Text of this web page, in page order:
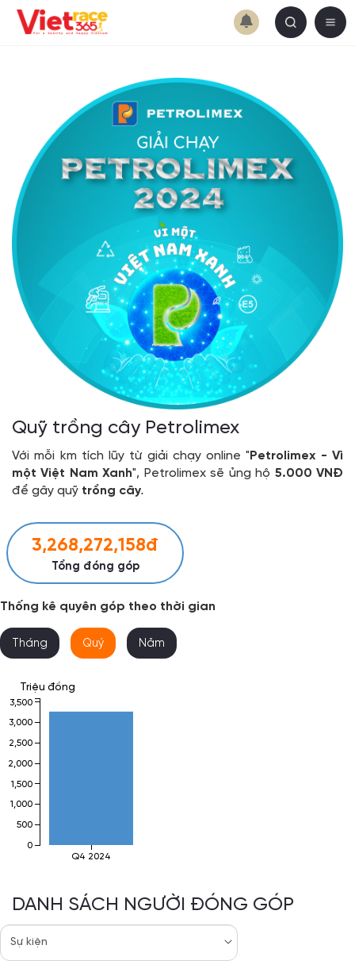
Quỹ trồng cây Petrolimex
Với mỗi km tích lũy từ giải chạy online " Petrolimex - Vì
một Việt Nam Xanh", Petrolimex sẽ ủng hộ 5.000 VNĐ
để gây quỹ trồng cây.
3,268,272,158đ
Tổng đóng góp
Thống kê quyên góp theo thời gian
Tháng Quý Năm
Q4 2024
0
500
1,000
1,500
2,000
2,500
3,000
3,500
Triệu đồng
DANH SÁCH NGƯỜI ĐÓNG GÓP